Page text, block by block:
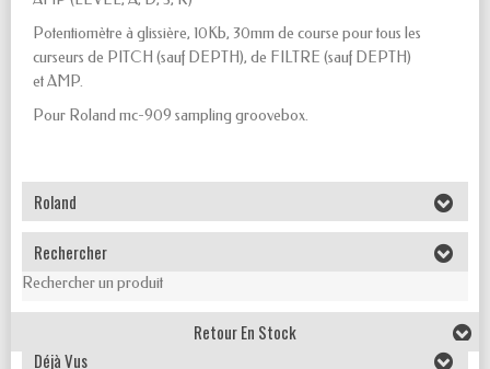
Potentiomètre à glissière, 10Kb, 30mm de course pour tous les
curseurs de PITCH (sauf DEPTH), de FILTRE (sauf DEPTH)
et AMP.
Pour Roland mc-909 sampling groovebox.
Roland
Rechercher
Rechercher un produit
Retour En Stock
Déjà Vus